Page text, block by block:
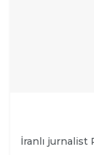
İranlı jurnalist